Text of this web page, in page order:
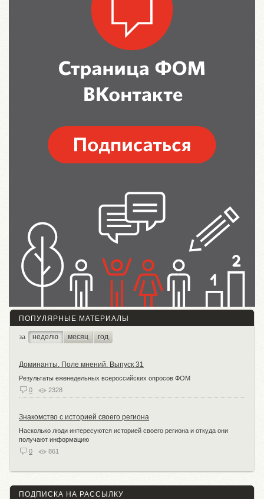
ПОПУЛЯРНЫЕ МАТЕРИАЛЫ
за неделю месяц год
Доминанты. Поле мнений. Выпуск 31
Результаты еженедельных всероссийских опросов ФОМ
0
2328
Знакомство с историей своего региона
Насколько люди интересуются историей своего региона и откуда они
получают информацию
0
861
ПОДПИСКА НА РАССЫЛКУ